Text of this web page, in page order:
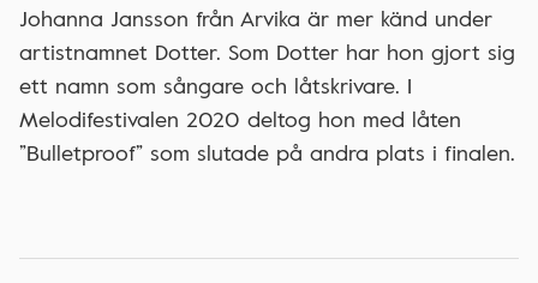
Johanna Jansson från Arvika är mer känd under
artistnamnet Dotter. Som Dotter har hon gjort sig
ett namn som sångare och låtskrivare. I
Melodifestivalen 2020 deltog hon med låten
”Bulletproof” som slutade på andra plats i finalen.